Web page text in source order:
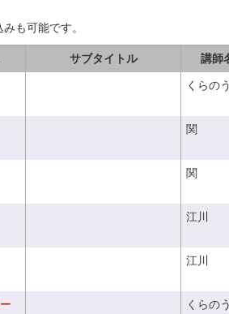
も可能です。
サブタイトル 講師
くらのう
関
関
江川
江川
くらのう